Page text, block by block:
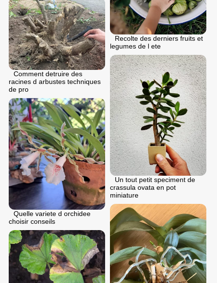
Recolte des derniers fruits et
legumes de l ete
Comment detruire des
racines d arbustes techniques
de pro
Un tout petit speciment de
crassula ovata en pot
miniature
Quelle variete d orchidee
choisir conseils